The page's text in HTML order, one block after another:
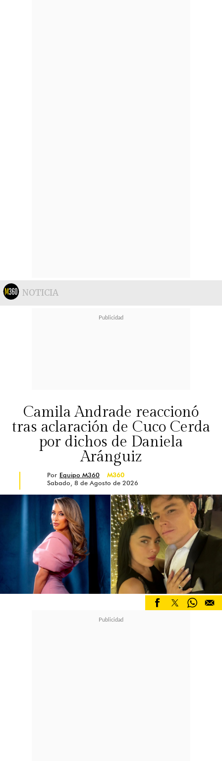
NOTICIA
Camila Andrade reaccionó
tras aclaración de Cuco Cerda
por dichos de Daniela
Aránguiz
Por Equipo M360
M360
Sabado, 8 de Agosto de 2026